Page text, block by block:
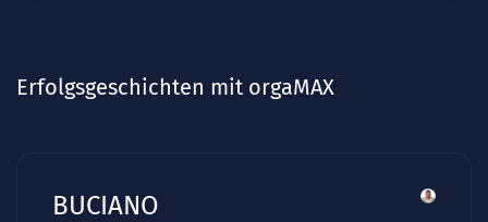
Erfolgsgeschichten mit orgaMAX
BUCIANO